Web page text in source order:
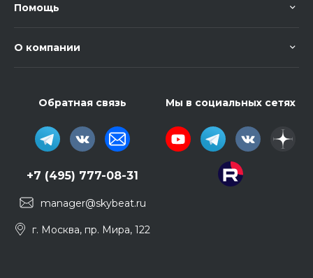
Помощь
О компании
Обратная связь
+7 (495) 777-08-31
manager@skybeat.ru
г. Москва, пр. Мира, 122
Мы в социальных сетях